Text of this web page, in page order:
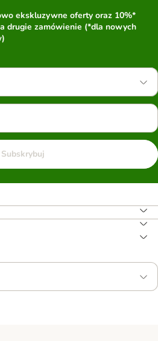
ekskluzywne oferty oraz 10%*
drugie zamówienie (*dla nowych
Subskrybuj